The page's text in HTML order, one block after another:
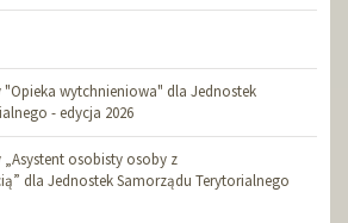
wytchnieniowa" dla Jednostek
- edycja 2026
osobisty osoby z
dla Jednostek Samorządu Terytorialnego